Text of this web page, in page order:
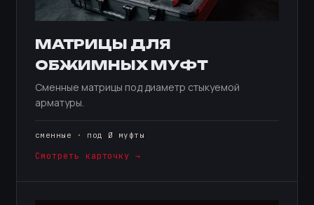
МАТРИЦЫ ДЛЯ
ОБЖИМНЫХ МУФТ
Сменные матрицы под диаметр стыкуемой
арматуры.
сменные · под Ø муфты
Смотреть карточку →